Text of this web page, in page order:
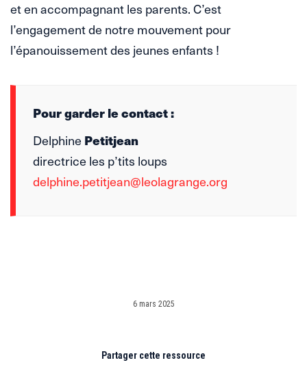
et en accompagnant les parents. C’est
l’engagement de notre mouvement pour
l’épanouissement des jeunes enfants !
Pour garder le contact :
Delphine Petitjean
directrice les p’tits loups
delphine.petitjean@leolagrange.org
6 mars 2025
Partager cette ressource